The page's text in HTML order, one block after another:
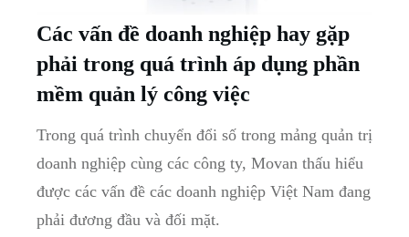
Các vấn đề doanh nghiệp hay gặp
phải trong quá trình áp dụng phần
mềm quản lý công việc
Trong quá trình chuyển đổi số trong mảng quản trị
doanh nghiệp cùng các công ty, Movan thấu hiểu
được các vấn đề các doanh nghiệp Việt Nam đang
phải đương đầu và đối mặt.